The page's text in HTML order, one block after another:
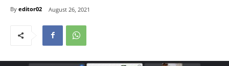
By editor02 August 26, 2021